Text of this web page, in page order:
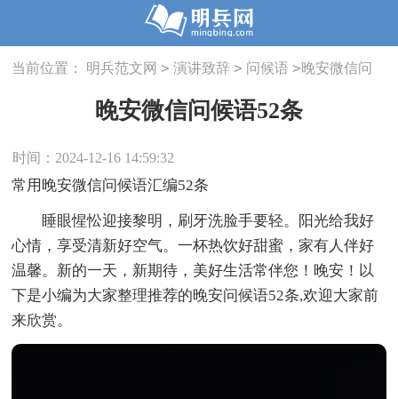
当前位置： 明兵范文网 > 演讲致辞 > 问候语 >晚安微信问
晚安微信问候语52条
时间：2024-12-16 14:59:32
常用晚安微信问候语汇编52条
睡眼惺忪迎接黎明，刷牙洗脸手要轻。阳光给我好
心情，享受清新好空气。一杯热饮好甜蜜，家有人伴好
温馨。新的一天，新期待，美好生活常伴您！晚安！以
下是小编为大家整理推荐的晚安问候语52条,欢迎大家前
来欣赏。